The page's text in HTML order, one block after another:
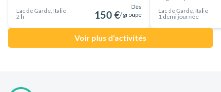
Lac de Garde, Italie
2 h
Dès
150 €/ groupe
Lac de Garde, Italie
1 demi journée
Voir plus d'activités